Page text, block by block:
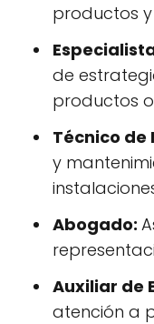
productos
de
productos o
Técnico
y
Abogado:
Auxiliar de
atención a